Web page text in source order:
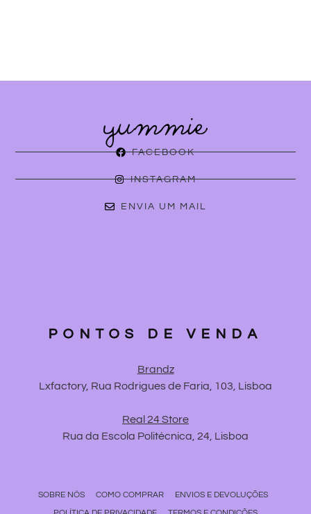
FACEBOOK
INSTAGRAM
ENVIA UM MAIL
PONTOS DE VENDA
Brandz
Lxfactory, Rua Rodrigues de Faria, 103, Lisboa
Real 24 Store
Rua da Escola Politécnica, 24, Lisboa
SOBRE NÓS COMO COMPRAR
ENVIOS E DEVOLUÇÕES